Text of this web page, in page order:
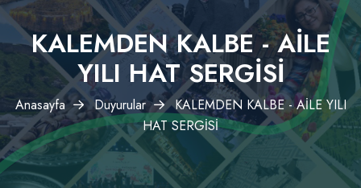
KALEMDEN KALBE - AİLE
YILI HAT SERGİSİ
Anasayfa Duyurular
KALEMDEN KALBE - AİLE YILI
HAT SERGİSİ